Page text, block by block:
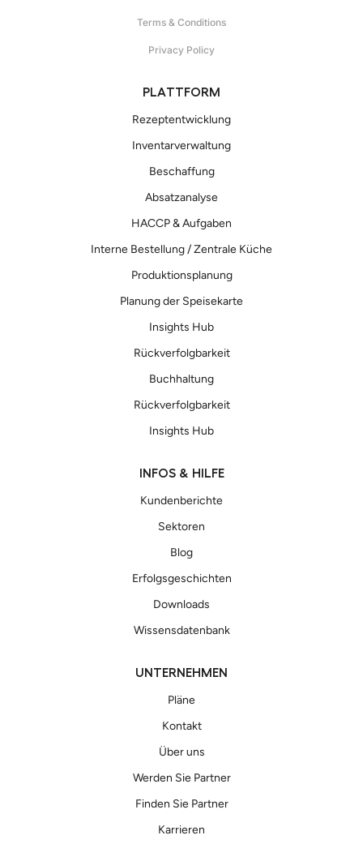
Terms & Conditions
Privacy Policy
PLATTFORM
Rezeptentwicklung
Inventarverwaltung
Beschaffung
Absatzanalyse
HACCP & Aufgaben
Interne Bestellung / Zentrale Küche
Produktionsplanung
Planung der Speisekarte
Insights Hub
Rückverfolgbarkeit
Buchhaltung
Rückverfolgbarkeit
Insights Hub
INFOS & HILFE
Kundenberichte
Sektoren
Blog
Erfolgsgeschichten
Downloads
Wissensdatenbank
UNTERNEHMEN
Pläne
Kontakt
Über uns
Werden Sie Partner
Finden Sie Partner
Karrieren